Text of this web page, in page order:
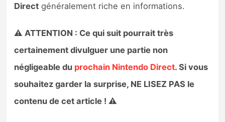
Précommandes jeux Switch 2
Sorties de jeux
Bons plans
Direct généralement riche en informations.
⚠️ ATTENTION : Ce qui suit pourrait très
certainement divulguer une partie non
négligeable du prochain Nintendo Direct. Si vous
souhaitez garder la surprise, NE LISEZ PAS le
contenu de cet article ! ⚠️